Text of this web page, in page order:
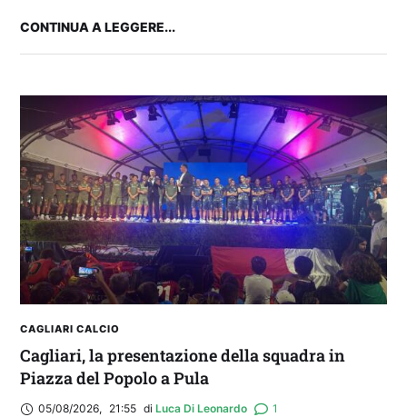
IL CAGLIARI SI PRESENTA A PULA: SEGUI LA
DIRETTA
CONTINUA A LEGGERE...
CAGLIARI CALCIO
Cagliari, la presentazione della squadra in
Piazza del Popolo a Pula
05/08/2026, 21:55 di Luca Di Leonardo 1